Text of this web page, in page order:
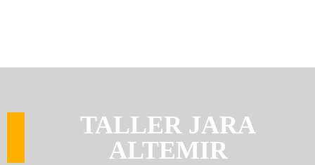
TALLER JARA
ALTEMIR